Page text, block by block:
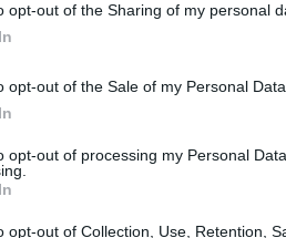
opt-out of the Sharing of my personal
opt-out of the Sale of my Personal Data.
opt-out of processing my Personal
opt-out of Collection, Use, Retention,
è
ostacoli sia nelle
in modo diverso può
regola di competizione.
unico e verificabile,
norme ISO è spesso vista